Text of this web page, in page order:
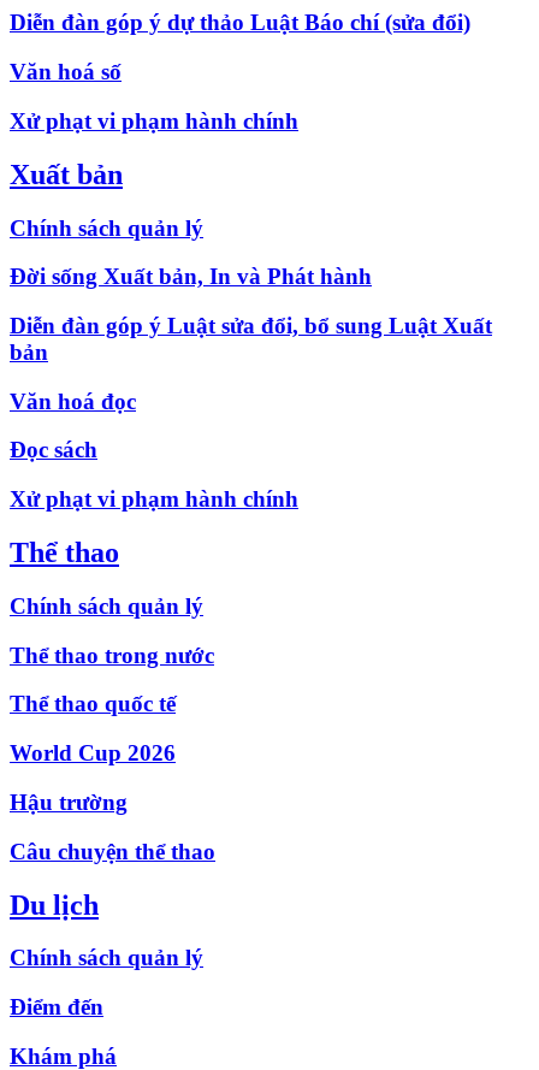
Diễn đàn góp ý dự thảo Luật Báo chí (sửa đổi)
Văn hoá số
Xử phạt vi phạm hành chính
Xuất bản
Chính sách quản lý
Đời sống Xuất bản, In và Phát hành
Diễn đàn góp ý Luật sửa đổi, bổ sung Luật Xuất
bản
Văn hoá đọc
Đọc sách
Xử phạt vi phạm hành chính
Thể thao
Chính sách quản lý
Thể thao trong nước
Thể thao quốc tế
World Cup 2026
Hậu trường
Câu chuyện thể thao
Du lịch
Chính sách quản lý
Điểm đến
Khám phá